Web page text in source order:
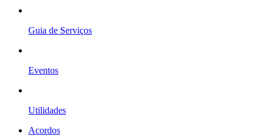
Guia de Serviços
Eventos
Utilidades
Acordos